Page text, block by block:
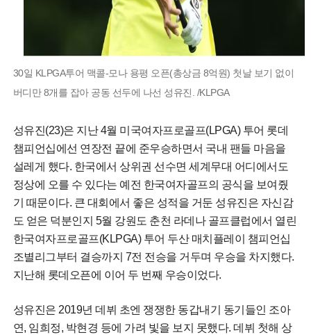
30일 KLPGA투어 맥콜-모나 용평 오픈(총상금 8억원) 첫날 보기 없이
버디만 8개를 잡아 공동 선두에 나선 성유진. /KLPGA
성유진(23)은 지난 4월 미국여자프로골프(LPGA) 투어 롯데
챔피언십에선 연장전 끝에 준우승하면서 국내 팬들 마음을
설레게 했다. 한국에서 상위권 선수면 세계무대 어디에서도
정상에 오를 수 있다는 예전 한국여자골프의 공식을 보여줬
기 때문이다. 큰 대회에서 좋은 성적을 거둔 성유진은 자신감
도 얻은 덕분인지 5월 강원도 춘천 라데나 골프클럽에서 열린
한국여자프로골프(KLPGA) 투어 두산 매치플레이 챔피언십
조별리그부터 결승까지 7전 전승을 거두며 우승을 차지했다.
지난해 롯데오픈에 이어 두 번째 우승이었다.
성유진은 2019년 데뷔 초엔 쟁쟁한 동갑내기 동기들인 조아
연, 임희정, 박현경 등에 가려 빛을 보지 못했다. 데뷔 첫해 상